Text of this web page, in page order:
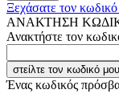
Ξεχάσατε τον
ΑΝΑΚΤΗΣΗ
Ανακτήστε τον
Ένας κωδικός